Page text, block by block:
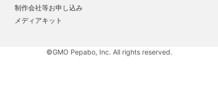
制作会社等お申し込み
メディアキット
©GMO Pepabo, Inc. All rights reserved.